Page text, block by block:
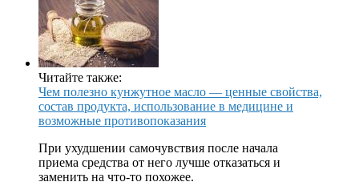
Читайте также:
Чем полезно кунжутное масло — ценные свойства,
состав продукта, использование в медицине и
возможные противопоказания
При ухудшении самочувствия после начала
приема средства от него лучше отказаться и
заменить на что-то похожее.